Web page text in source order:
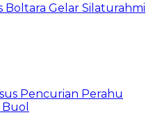
Boltara Gelar Silaturahmi
Pencurian Perahu